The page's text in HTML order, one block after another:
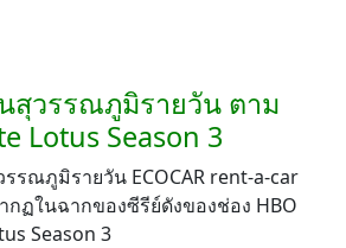
สุวรรณภูมิรายวัน ตาม
Lotus Season 3
รณภูมิรายวัน ECOCAR rent-a-car
ฏในฉากของซีรีย์ดังของช่อง HBO
Season 3